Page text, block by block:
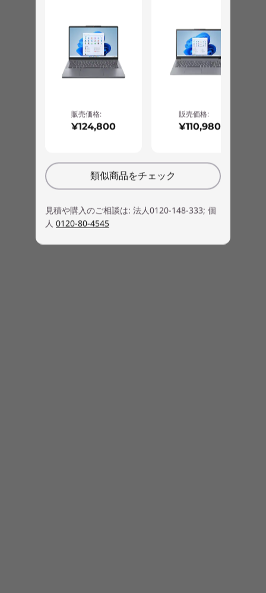
販売価格:
¥124,800
販売価格:
¥110,980
類似商品をチェック
見積や購入のご相談は: 法人0120-148-333; 個
人 0120-80-4545